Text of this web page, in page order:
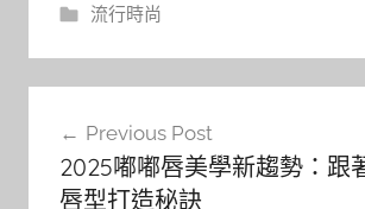
流行時尚
Previous Post
2025嘟嘟唇美學新趨勢：跟
唇型打造秘訣